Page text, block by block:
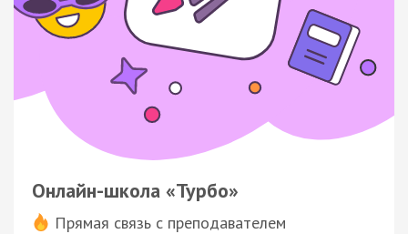
Онлайн-школа «Турбо»
Прямая связь с преподавателем